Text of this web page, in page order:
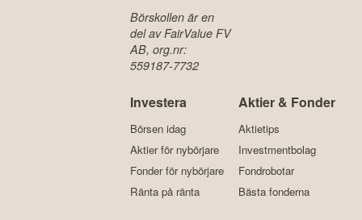
Börskollen är en
del av FairValue FV
AB, org.nr:
559187-7732
Investera
Börsen idag
Aktier för nybörjare
Fonder för nybörjare
Ränta på ränta
Aktier & Fonder
Aktietips
Investmentbolag
Fondrobotar
Bästa fonderna